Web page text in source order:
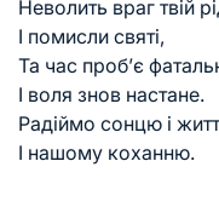
Неволить враг твій
І помисли святі,
Та час проб’є
І воля знов настане.
Радіймо сонцю і
І нашому коханню.